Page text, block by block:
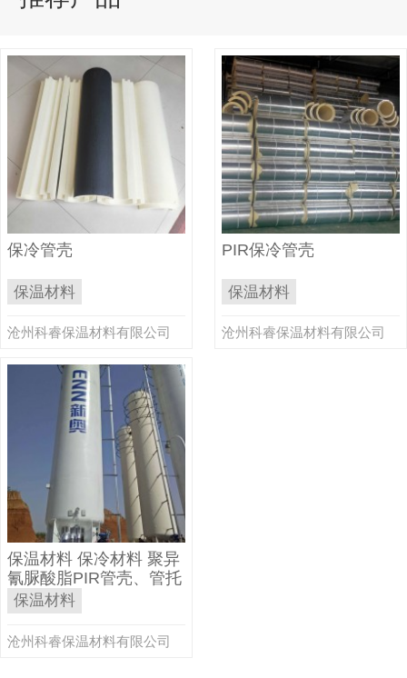
保冷管壳
保温材料
沧州科睿保温材料有限公司
PIR保冷管壳
保温材料
沧州科睿保温材料有限公司
保温材料 保冷材料 聚异
氰脲酸脂PIR管壳、管托
保温材料
沧州科睿保温材料有限公司